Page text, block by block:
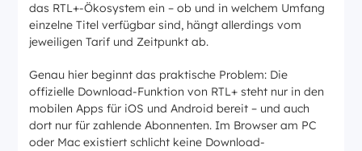
das RTL+-Ökosystem ein – ob und in welchem Umfang
einzelne Titel verfügbar sind, hängt allerdings vom
jeweiligen Tarif und Zeitpunkt ab.
Genau hier beginnt das praktische Problem: Die
offizielle Download-Funktion von RTL+ steht nur in den
mobilen Apps für iOS und Android bereit – und auch
dort nur für zahlende Abonnenten. Im Browser am PC
oder Mac existiert schlicht keine Download-